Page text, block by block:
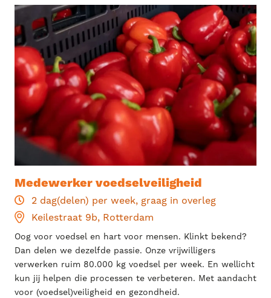
Medewerker voedselveiligheid
2 dag(delen) per week, graag in overleg
Keilestraat 9b, Rotterdam
Oog voor voedsel en hart voor mensen. Klinkt bekend?
Dan delen we dezelfde passie. Onze vrijwilligers
verwerken ruim 80.000 kg voedsel per week. En wellicht
kun jij helpen die processen te verbeteren. Met aandacht
voor (voedsel)veiligheid en gezondheid.